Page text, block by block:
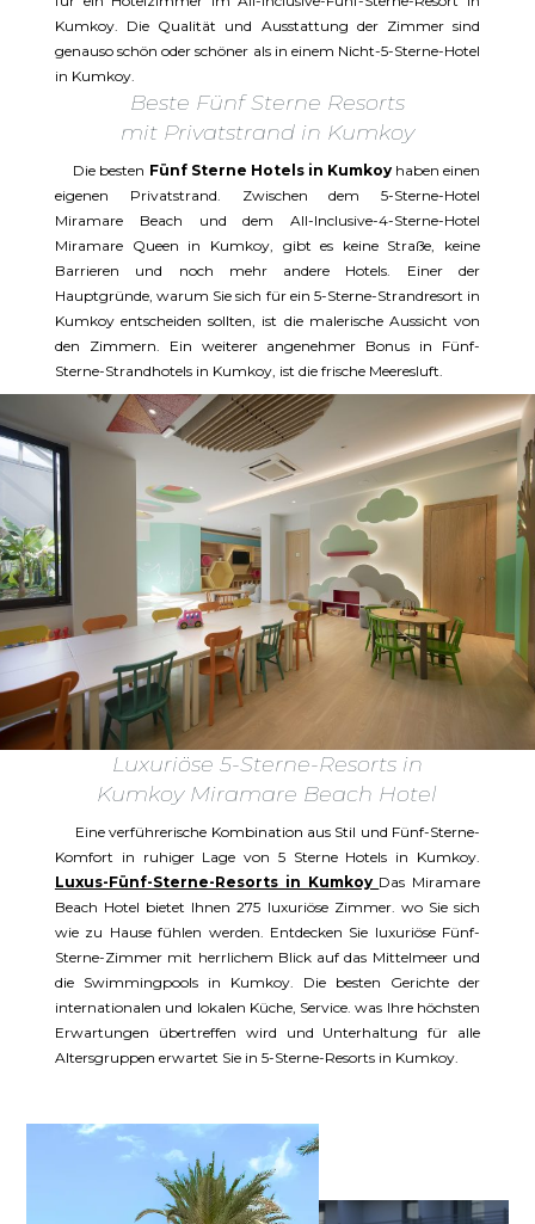
Kumkoy. Die Qualität und Ausstattung der Zimmer sind
genauso schön oder schöner als in einem Nicht-5-Sterne-Hotel
in Kumkoy.
Beste Fünf Sterne Resorts
mit Privatstrand in Kumkoy
Die besten Fünf Sterne Hotels in Kumkoy haben einen
eigenen Privatstrand. Zwischen dem 5-Sterne-Hotel
Miramare Beach und dem All-Inclusive-4-Sterne-Hotel
Miramare Queen in Kumkoy, gibt es keine Straße, keine
Barrieren und noch mehr andere Hotels. Einer der
Hauptgründe, warum Sie sich für ein 5-Sterne-Strandresort in
Kumkoy entscheiden sollten, ist die malerische Aussicht von
den Zimmern. Ein weiterer angenehmer Bonus in Fünf-
Sterne-Strandhotels in Kumkoy, ist die frische Meeresluft.
Luxuriöse 5-Sterne-Resorts in
Kumkoy Miramare Beach Hotel
Eine verführerische Kombination aus Stil und Fünf-Sterne-
Komfort in ruhiger Lage von 5 Sterne Hotels in Kumkoy.
Luxus-Fünf-Sterne-Resorts in Kumkoy Das Miramare
Beach Hotel bietet Ihnen 275 luxuriöse Zimmer. wo Sie sich
wie zu Hause fühlen werden. Entdecken Sie luxuriöse Fünf-
Sterne-Zimmer mit herrlichem Blick auf das Mittelmeer und
die Swimmingpools in Kumkoy. Die besten Gerichte der
internationalen und lokalen Küche, Service. was Ihre höchsten
Erwartungen übertreffen wird und Unterhaltung für alle
Altersgruppen erwartet Sie in 5-Sterne-Resorts in Kumkoy.